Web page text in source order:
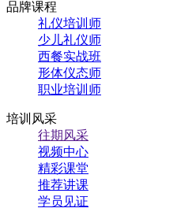
品牌课程
礼仪培训师
少儿礼仪师
西餐实战班
形体仪态师
职业培训师
培训风采
往期风采
视频中心
精彩课堂
推荐讲课
学员见证